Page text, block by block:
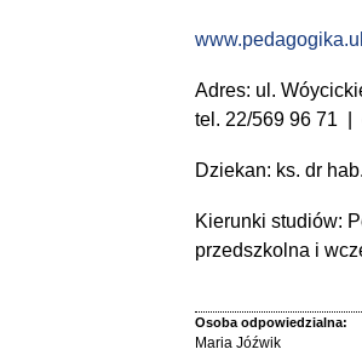
Adres: ul.
tel. 22/569 96 71 |
Dziekan: ks. dr
Kierunki studiów:
przedszkolna i
Osoba odpowiedzialna:
Maria Jóźwik